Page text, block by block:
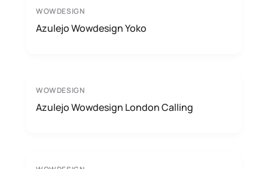
WOWDESIGN
Azulejo Wowdesign Yoko
WOWDESIGN
Azulejo Wowdesign London Calling